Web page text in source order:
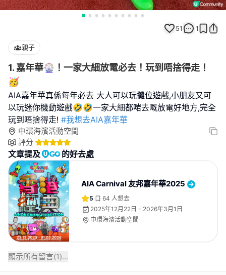
51 1
親子
1. 嘉年華🎡！一家大細放電必去！玩到唔捨得走！
🥳
AIA嘉年華真係每年必去 大人可以玩攤位遊戲,小朋友又可
以玩迷你機動遊戲🤣🤣一家大細都啱去嘅放電好地方,完全
玩到唔捨得走! #我想去AIA嘉年華
中環海濱活動空間
評分
文章提及 的好去處
AIA Carnival 友邦嘉年華2025
5 64 人想去
2025年12月22日 - 2026年3月1日
中環海濱活動空間
顯示所有留言(1)...